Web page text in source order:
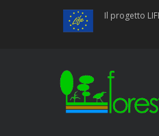
Il progetto